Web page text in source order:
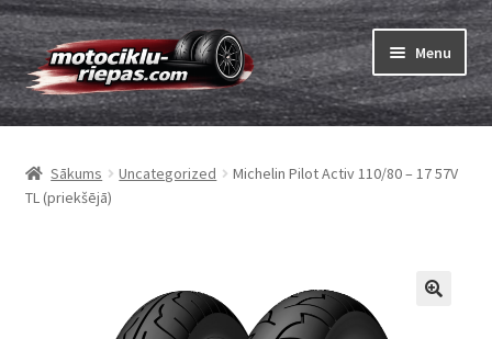
Skip
to
navigation
Skip
to
content
Menu
Riepas
Expand
menu
Kameras
Expand
Expand
Sākums Uncategorized
Michelin Pilot Activ 110/80 – 17 57V
TL (priekšējā)